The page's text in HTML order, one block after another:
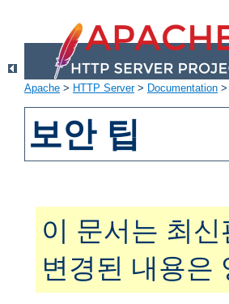
Apache > HTTP Server> Documentation >
보안 팁
이 문서는 최
변경된 내용은